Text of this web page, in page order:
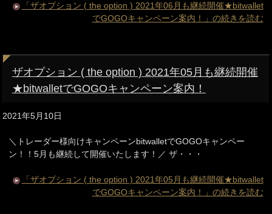
「ザオプション ( the option ) 2021年06月も継続開催★bitwallet
でGOGOキャンペーン案内！」の続きを読む
ザオプション ( the option ) 2021年05月も継続開催
★bitwalletでGOGOキャンペーン案内！
2021年5月10日
＼トレーダー様向けキャンペーンbitwalletでGOGOキャンペー
ン！！5月も継続して開催いたします！／ ザ・・・
「ザオプション ( the option ) 2021年05月も継続開催★bitwallet
でGOGOキャンペーン案内！」の続きを読む